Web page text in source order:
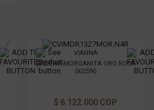
VIANNA
CADENA MORGANITA ORO ROSA
002590
$ 6.122.000 COP